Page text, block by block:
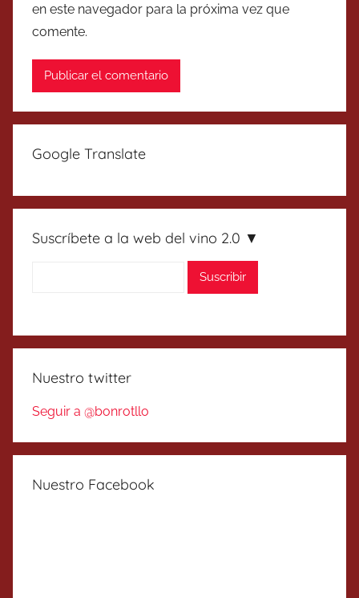
en este navegador para la próxima vez que
comente.
Google Translate
Suscríbete a la web del vino 2.0 ▼
Nuestro twitter
Seguir a @bonrotllo
Nuestro Facebook